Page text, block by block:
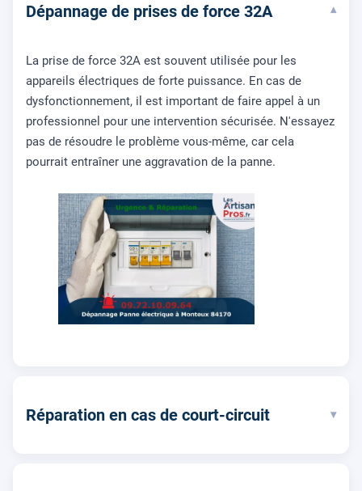
Dépannage de prises de force 32A ▾
La prise de force 32A est souvent utilisée pour les
appareils électriques de forte puissance. En cas de
dysfonctionnement, il est important de faire appel à un
professionnel pour une intervention sécurisée. N'essayez
pas de résoudre le problème vous-même, car cela
pourrait entraîner une aggravation de la panne.
Réparation en cas de court-circuit ▾